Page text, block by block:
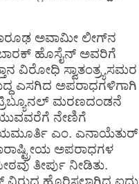
ಅವಾಮೀ ಲೀಗ್ನ
ಹೊಸೈನ್ ಅವರಿಗೆ
ವಿರೋಧಿ ಸ್ವಾತಂತ್ರ್ಯಸಮರ
ಎಸಗಿದ ಅಪರಾಧಗಳಿಗಾಗಿ
ಮರಣದಂಡನೆ
ನೇಣಿಗೆ
ಎಂ. ಎನಾಯೆತುರ್
ಅಪರಾಧಗಳ
ತೀರ್ಪು ನೀಡಿತು.
ವಿರುದ್ಧ ಹೊರಿಸಲಾಗಿದ್ದ ಐದು